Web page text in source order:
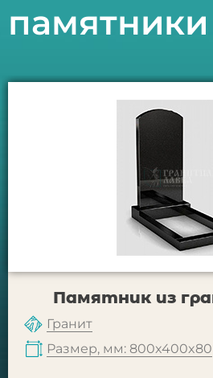
памятники
Памятник из
Гранит
Размер, мм: 800x400x80